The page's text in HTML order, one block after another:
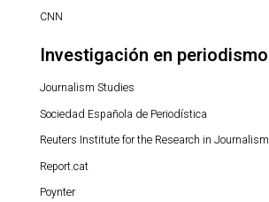
CNN
Investigación en periodismo
Journalism Studies
Sociedad Española de Periodística
Reuters Institute for the Research in Journalism
Report.cat
Poynter